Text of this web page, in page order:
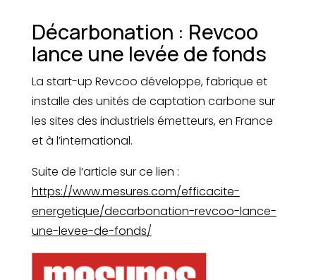
Décarbonation : Revcoo
lance une levée de fonds
La start-up Revcoo développe, fabrique et
installe des unités de captation carbone sur
les sites des industriels émetteurs, en France
et à l’international.
Suite de l’article sur ce lien :
https://www.mesures.com/efficacite-
energetique/decarbonation-revcoo-lance-
une-levee-de-fonds/